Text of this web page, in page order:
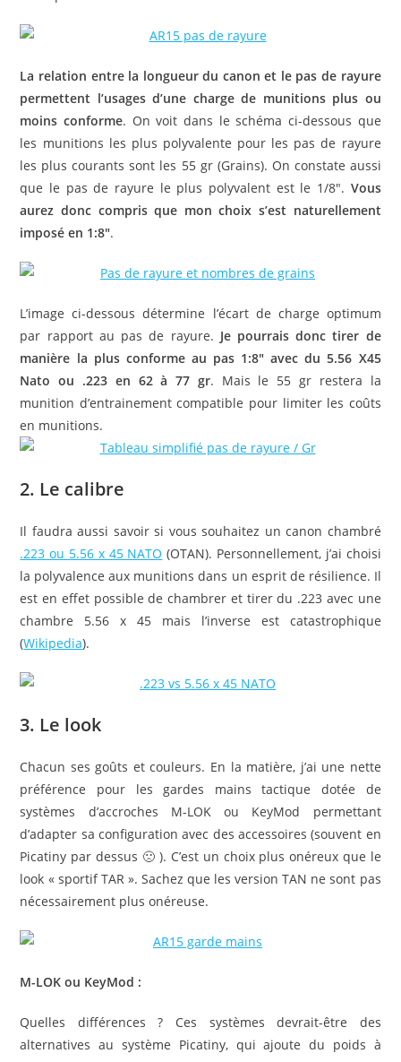
La relation entre la longueur du canon et le pas de rayure
permettent l’usages d’une charge de munitions plus ou
moins conforme. On voit dans le schéma ci-dessous que
les munitions les plus polyvalente pour les pas de rayure
les plus courants sont les 55 gr (Grains). On constate aussi
que le pas de rayure le plus polyvalent est le 1/8″. Vous
aurez donc compris que mon choix s’est naturellement
imposé en 1:8″.
L’image ci-dessous détermine l’écart de charge optimum
par rapport au pas de rayure. Je pourrais donc tirer de
manière la plus conforme au pas 1:8″ avec du 5.56 X45
Nato ou .223 en 62 à 77 gr. Mais le 55 gr restera la
munition d’entrainement compatible pour limiter les coûts
en munitions.
2. Le calibre
Il faudra aussi savoir si vous souhaitez un canon chambré
.223 ou 5.56 x 45 NATO (OTAN). Personnellement, j’ai choisi
la polyvalence aux munitions dans un esprit de résilience. Il
est en effet possible de chambrer et tirer du .223 avec une
chambre 5.56 x 45 mais l’inverse est catastrophique
(Wikipedia).
3. Le look
Chacun ses goûts et couleurs. En la matière, j’ai une nette
préférence pour les gardes mains tactique dotée de
systèmes d’accroches M-LOK ou KeyMod permettant
d’adapter sa configuration avec des accessoires (souvent en
Picatiny par dessus 🙁 ). C’est un choix plus onéreux que le
look « sportif TAR ». Sachez que les version TAN ne sont pas
nécessairement plus onéreuse.
M-LOK ou KeyMod :
Quelles différences ? Ces systèmes devrait-être des
alternatives au système Picatiny, qui ajoute du poids à